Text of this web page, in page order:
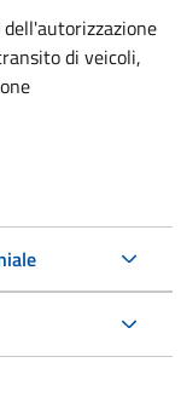
di veicoli,